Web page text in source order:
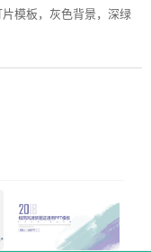
模板，灰色背景，深绿